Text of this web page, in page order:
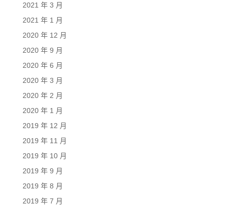
2021 年 3 月
2021 年 1 月
2020 年 12 月
2020 年 9 月
2020 年 6 月
2020 年 3 月
2020 年 2 月
2020 年 1 月
2019 年 12 月
2019 年 11 月
2019 年 10 月
2019 年 9 月
2019 年 8 月
2019 年 7 月